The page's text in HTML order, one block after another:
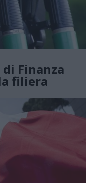
Finanza
filiera